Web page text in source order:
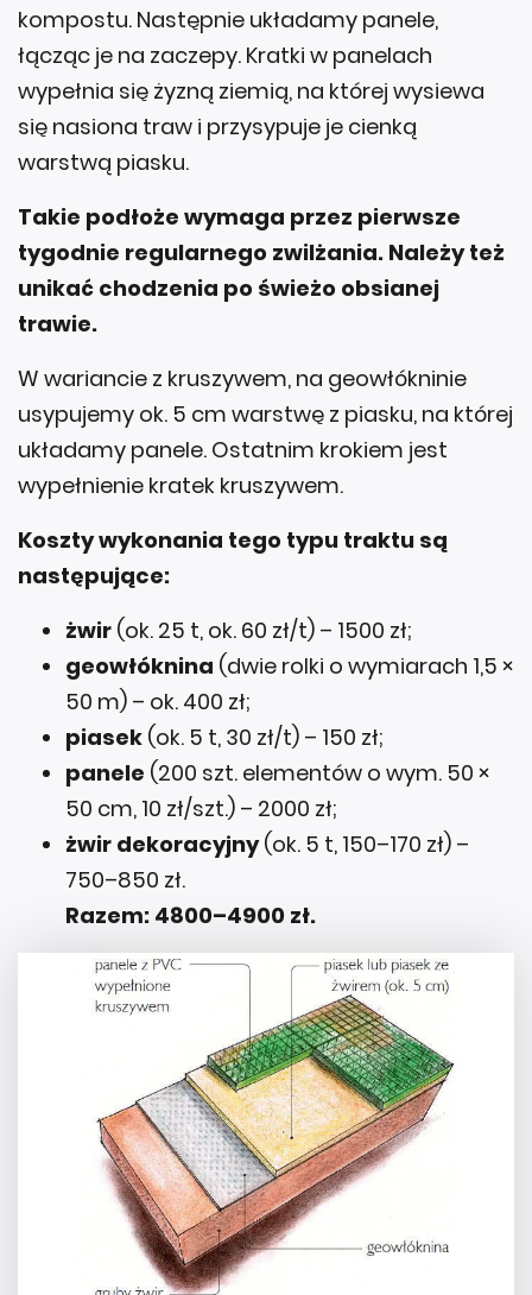
kompostu. Następnie układamy panele,
łącząc je na zaczepy. Kratki w panelach
wypełnia się żyzną ziemią, na której wysiewa
się nasiona traw i przysypuje je cienką
warstwą piasku.
Takie podłoże wymaga przez pierwsze
tygodnie regularnego zwilżania. Należy też
unikać chodzenia po świeżo obsianej
trawie.
W wariancie z kruszywem, na geowłókninie
usypujemy ok. 5 cm warstwę z piasku, na której
układamy panele. Ostatnim krokiem jest
wypełnienie kratek kruszywem.
Koszty wykonania tego typu traktu są
następujące:
żwir (ok. 25 t, ok. 60 zł/t) – 1500 zł;
geowłóknina (dwie rolki o wymiarach 1,5 ×
50 m) – ok. 400 zł;
piasek (ok. 5 t, 30 zł/t) – 150 zł;
panele (200 szt. elementów o wym. 50 ×
50 cm, 10 zł/szt.) – 2000 zł;
żwir dekoracyjny(ok. 5 t, 150–170 zł) –
750–850 zł.
Razem: 4800–4900 zł.